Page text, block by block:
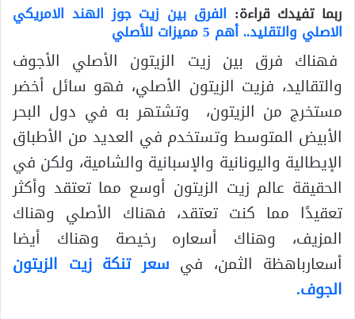
ربما تفيدك قراءة: الفرق بين زيت جوز الهند الامريكي
الاصلي والتقليد.. أهم 5 مميزات للأصلي
فهناك فرق بين زيت الزيتون الأصلي الأجوف
والتقاليد، فزيت الزيتون الأصلي، فهو سائل أخضر
مستخرج من الزيتون، وتشتهر به في دول البحر
الأبيض المتوسط ​​وتستخدم في العديد من الأطباق
الإيطالية واليونانية والإسبانية والشامية، ولكن في
الحقيقة عالم زيت الزيتون أوسع مما تعتقد وأكثر
تعقيدًا مما كنت تعتقد، فهناك الأصلي وهناك
المزيف، وهناك أسعاره رخيصة وهناك أيضا
أسعارباهظة الثمن، في سعر تنكة زيت الزيتون
الجوف.